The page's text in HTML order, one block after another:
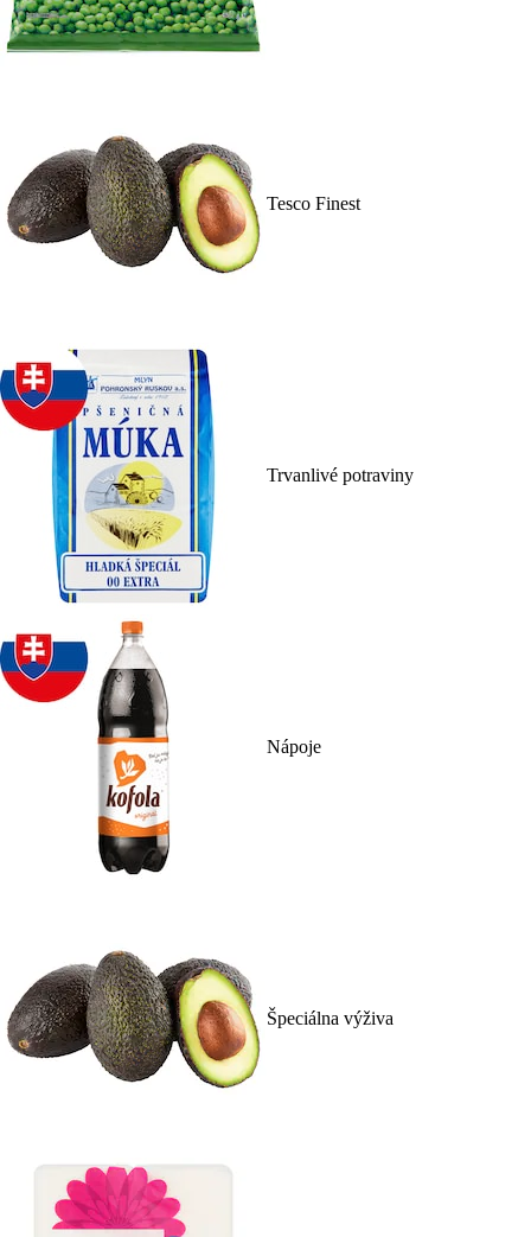
Tesco Finest
Trvanlivé potraviny
Nápoje
Špeciálna výživa